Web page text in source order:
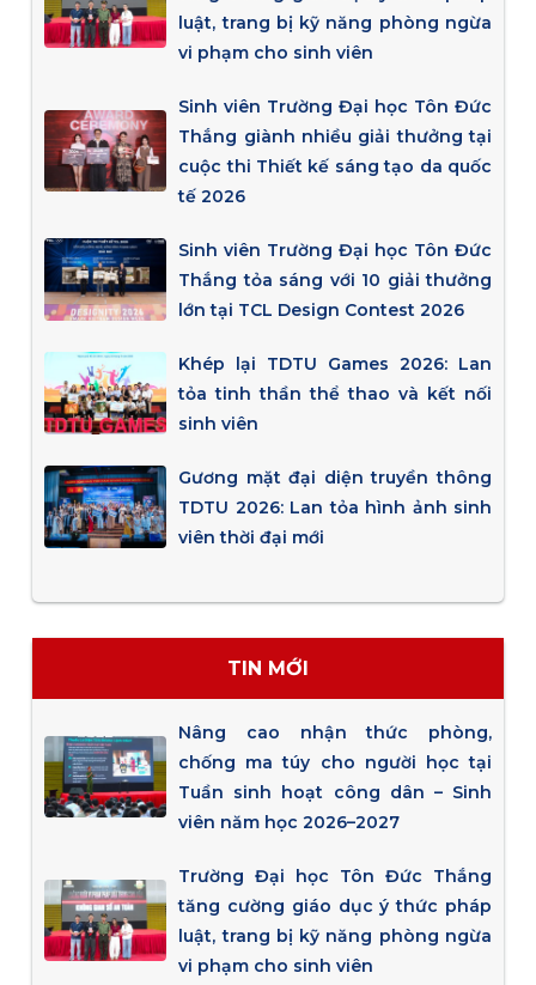
luật, trang bị kỹ năng phòng ngừa
vi phạm cho sinh viên
Sinh viên Trường Đại học Tôn Đức
Thắng giành nhiều giải thưởng tại
cuộc thi Thiết kế sáng tạo da quốc
tế 2026
Sinh viên Trường Đại học Tôn Đức
Thắng tỏa sáng với 10 giải thưởng
lớn tại TCL Design Contest 2026
Khép lại TDTU Games 2026: Lan
tỏa tinh thần thể thao và kết nối
sinh viên
Gương mặt đại diện truyền thông
TDTU 2026: Lan tỏa hình ảnh sinh
viên thời đại mới
TIN MỚI
Nâng cao nhận thức phòng,
chống ma túy cho người học tại
Tuần sinh hoạt công dân – Sinh
viên năm học 2026–2027
Trường Đại học Tôn Đức Thắng
tăng cường giáo dục ý thức pháp
luật, trang bị kỹ năng phòng ngừa
vi phạm cho sinh viên